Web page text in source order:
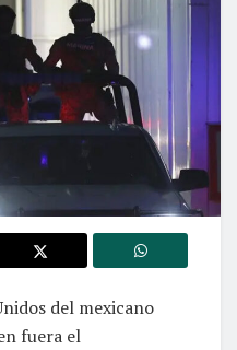
del mexicano
fuera el